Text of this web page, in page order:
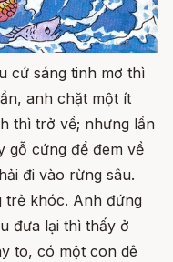
cứ sáng tinh mơ thì
anh chặt một ít
thì trở về; nhưng lần
gỗ cứng để đem về
đi vào rừng sâu.
trẻ khóc. Anh đứng
đưa lại thì thấy ở
to, có một con dê